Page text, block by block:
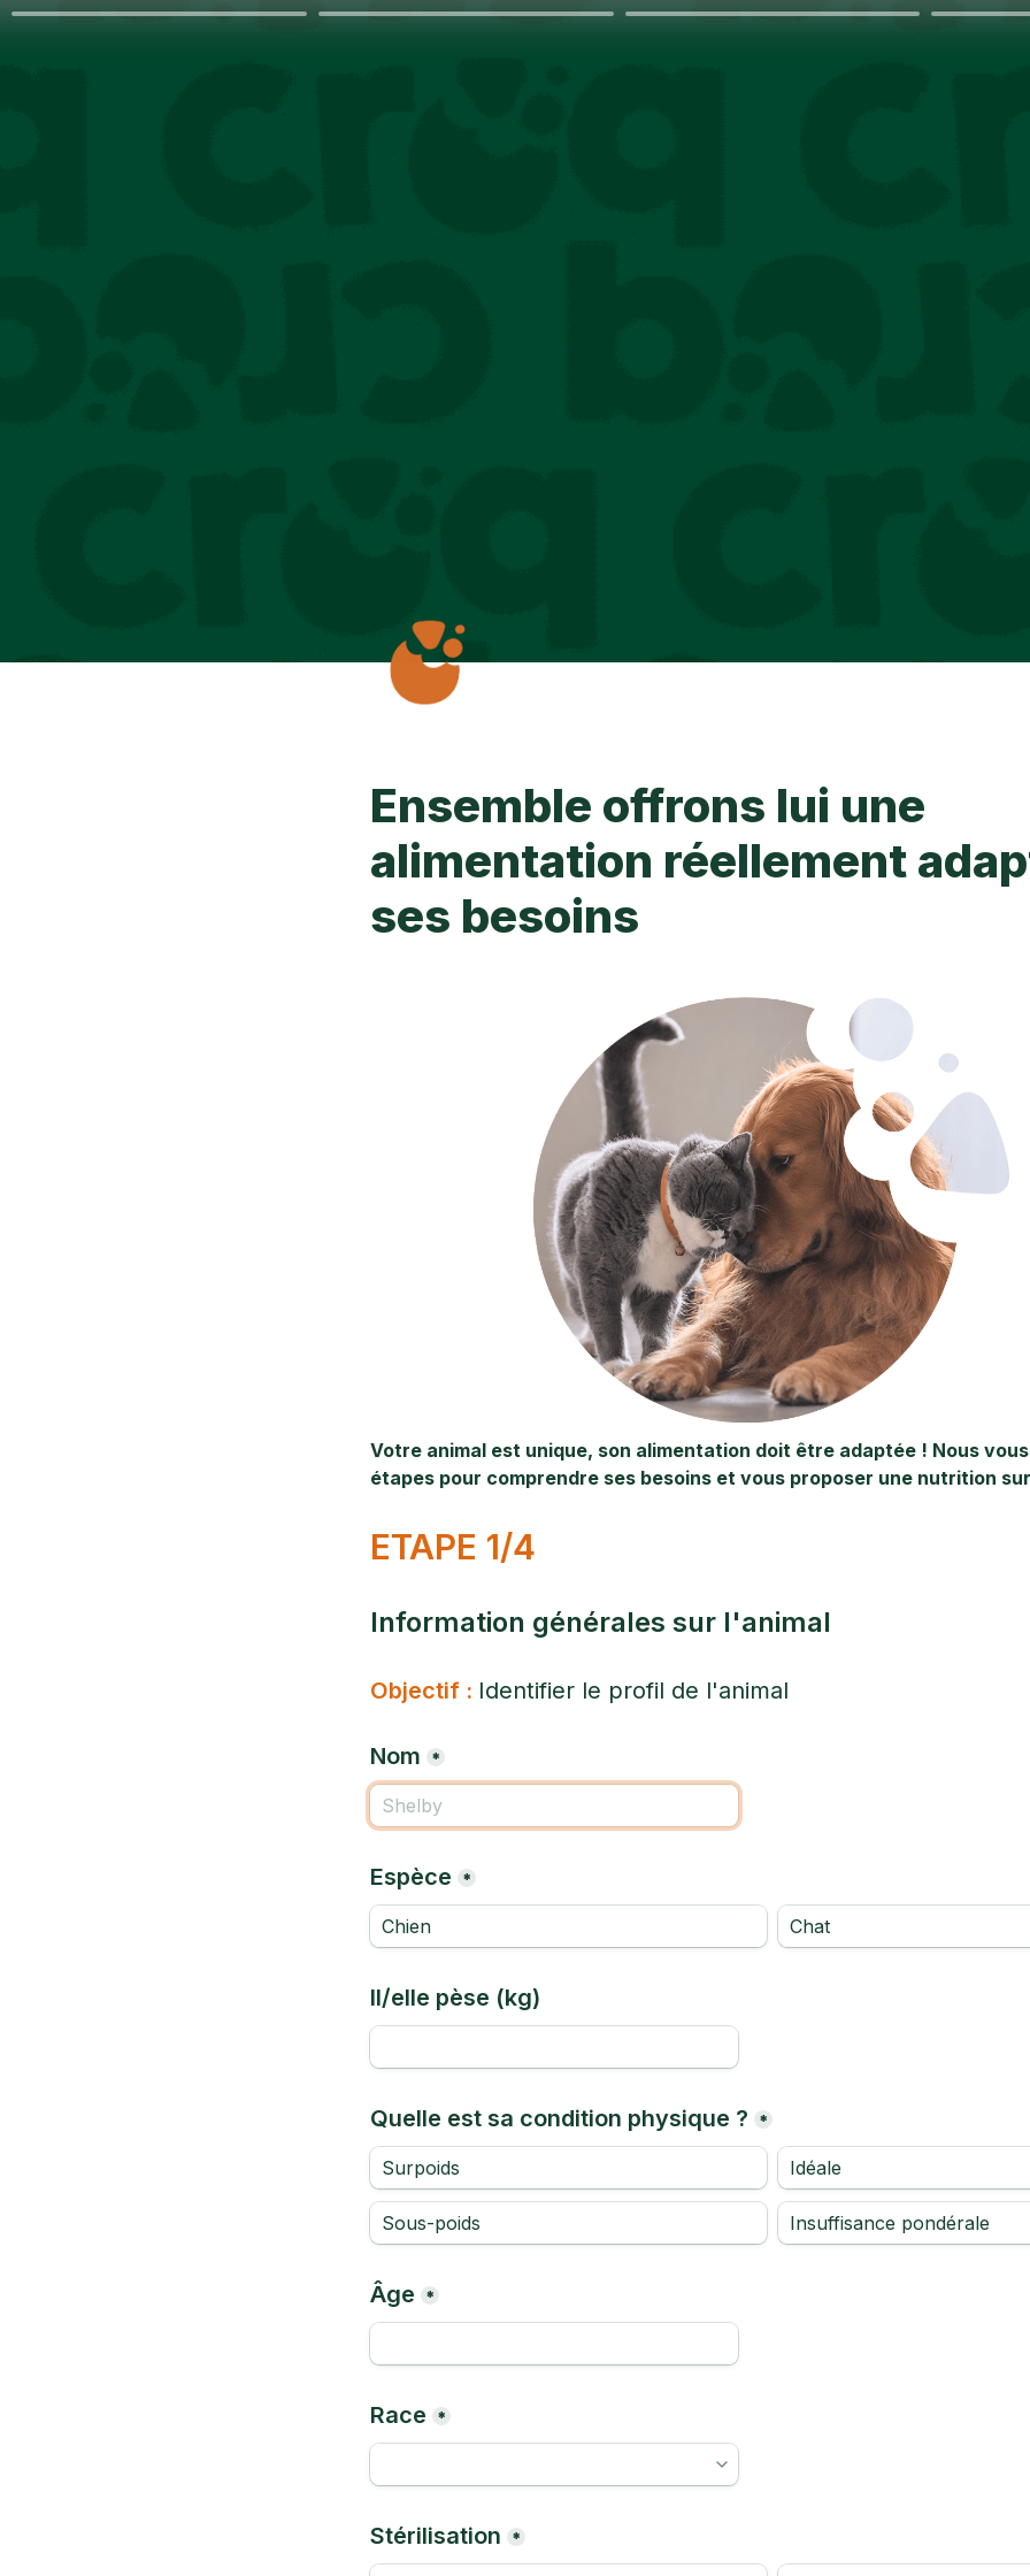
Ensemble offrons lui une
alimentation réellement
ses besoins
Votre animal est unique, son alimentation doit être adaptée ! Nous
étapes pour comprendre ses besoins et vous proposer une nutrition
ETAPE 1/4
Information générales sur l'animal
Objectif : Identifier le profil de l'animal
Nom *
Espèce *
Chien Chat
Il/elle pèse (kg)
Quelle est sa condition physique ? *
Surpoids Idéale
Sous-poids Insuffisance pondérale
Âge *
Race *
Stérilisation *